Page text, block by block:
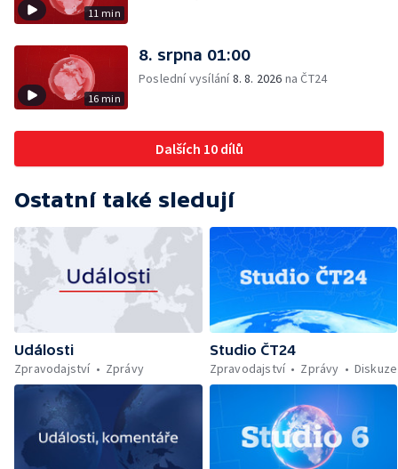
11 min
16 min
8. srpna 01:00
Poslední vysílání8. 8. 2026 na ČT24
Dalších 10 dílů
Ostatní také sledují
Události
Zpravodajství
Zprávy
Studio ČT24
Zpravodajství
Zprávy Diskuze